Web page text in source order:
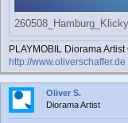
PLAYMOBIL Diorama
http://www.oliverschaffer.de
Oliver S.
Diorama Artist